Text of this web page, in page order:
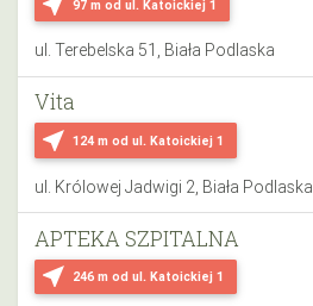
97 m od ul. Katoickiej 1
ul. Terebelska 51, Biała Podlaska
near_me 124 m od ul. Katoickiej 1
Vita
ul. Królowej Jadwigi 2, Biała Podlaska
near_me 246 m od ul. Katoickiej 1
APTEKA SZPITALNA